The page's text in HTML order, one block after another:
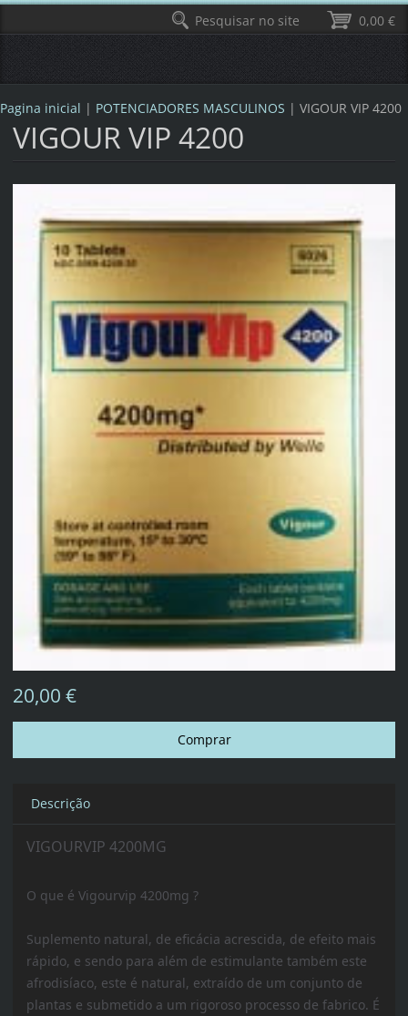
Pagina inicial | POTENCIADORES MASCULINOS | VIGOUR VIP 4200
VIGOUR VIP 4200
20,00 €
Descrição
VIGOURVIP 4200MG
O que é Vigourvip 4200mg ?
Suplemento natural, de eficácia acrescida, de efeito mais
rápido, e sendo para além de estimulante também este
afrodisíaco, este é natural, extraído de um conjunto de
plantas e submetido a um rigoroso processo de fabrico. É
0,00 €
Pesquisar no site